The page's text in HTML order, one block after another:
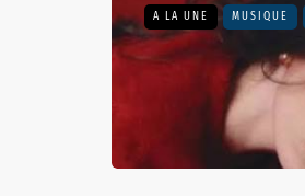
A LA UNE MUSIQUE